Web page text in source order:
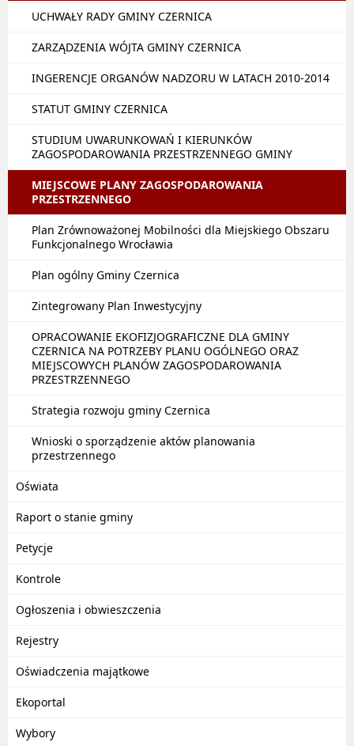
UCHWAŁY RADY GMINY CZERNICA
ZARZĄDZENIA WÓJTA GMINY CZERNICA
INGERENCJE ORGANÓW NADZORU W LATACH 2010-2014
STATUT GMINY CZERNICA
STUDIUM UWARUNKOWAŃ I KIERUNKÓW
ZAGOSPODAROWANIA PRZESTRZENNEGO GMINY
MIEJSCOWE PLANY ZAGOSPODAROWANIA
PRZESTRZENNEGO
Plan Zrównoważonej Mobilności dla Miejskiego Obszaru
Funkcjonalnego Wrocławia
Plan ogólny Gminy Czernica
Zintegrowany Plan Inwestycyjny
OPRACOWANIE EKOFIZJOGRAFICZNE DLA GMINY
CZERNICA NA POTRZEBY PLANU OGÓLNEGO ORAZ
MIEJSCOWYCH PLANÓW ZAGOSPODAROWANIA
PRZESTRZENNEGO
Strategia rozwoju gminy Czernica
Wnioski o sporządzenie aktów planowania
przestrzennego
Oświata
Raport o stanie gminy
Petycje
Kontrole
Ogłoszenia i obwieszczenia
Rejestry
Oświadczenia majątkowe
Ekoportal
Wybory